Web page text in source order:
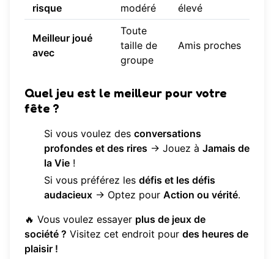
risque
modéré
élevé
Meilleur joué
avec
Toute
taille de
groupe
Amis proches
Quel jeu est le meilleur pour votre
fête ?
Si vous voulez des conversations
profondes et des rires → Jouez à Jamais de
la Vie !
Si vous préférez les défis et les défis
audacieux → Optez pour Action ou vérité.
🔥 Vous voulez essayer plus de jeux de
société ? Visitez cet endroit pour des heures de
plaisir !